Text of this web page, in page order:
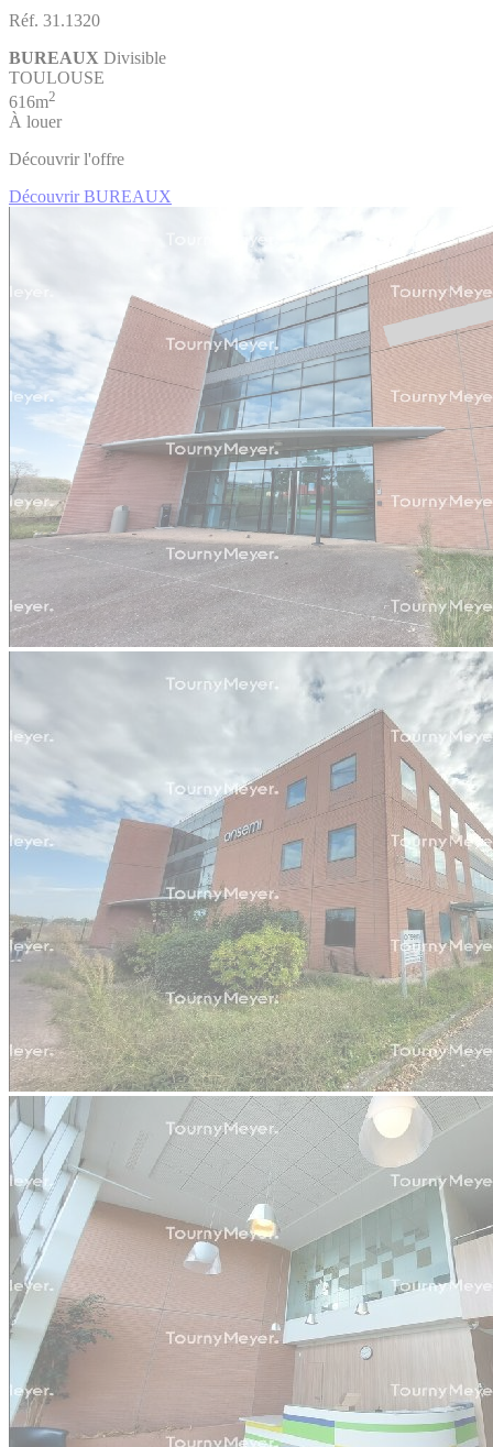
Réf. 31.1320
BUREAUX Divisible
TOULOUSE
616m2
À louer
Découvrir l'offre
Découvrir BUREAUX